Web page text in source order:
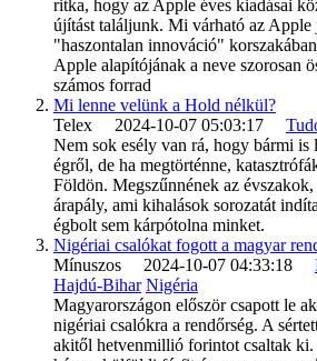
ritka, hogy az Apple éves kiadásai
újítást találjunk. Mi várható az Apple
"haszontalan innováció"
Apple alapítójának a neve szorosan
számos forrad
Mi lenne velünk a Hold nélkül?
Telex 2024-10-07 05:03:17
Nem sok esély van rá, hogy bármi is
égről, de ha megtörténne,
Földön. Megszűnnének az
árapály, ami kihalások sorozatát
égbolt sem kárpótolna minket.
Nigériai csalókat fogott a magyar
Mínuszos 2024-10-07 04:33:18
Hajdú-Bihar Nigéria
Magyarországon először csapott le
nigériai csalókra a rendőrség. A
akitől hetvenmillió forintot csaltak